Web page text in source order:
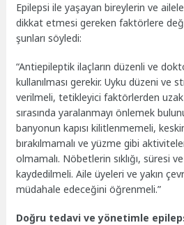
Epilepsi ile yaşayan bireylerin ve
dikkat etmesi gereken faktörlere
şunları söyledi:
“Antiepileptik ilaçların düzenli ve
kullanılması gerekir. Uyku düzeni ve
verilmeli, tetikleyici faktörlerden
sırasında yaralanmayı önlemek
banyonun kapısı kilitlenmemeli,
bırakılmamalı ve yüzme gibi
olmamalı. Nöbetlerin sıklığı, süresi
kaydedilmeli. Aile üyeleri ve yakın
müdahale edeceğini öğrenmeli.”
Doğru tedavi ve yönetimle